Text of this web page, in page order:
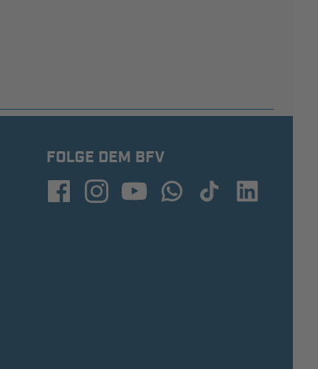
FOLGE DEM BFV